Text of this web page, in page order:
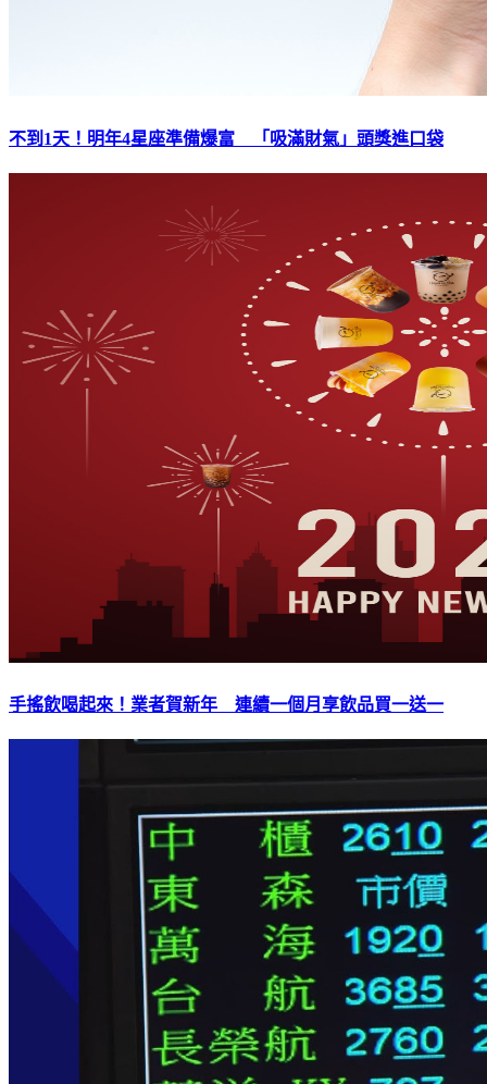
不到1天！明年4星座準備爆富 「吸滿財氣」頭獎進口袋
手搖飲喝起來！業者賀新年 連續一個月享飲品買一送一